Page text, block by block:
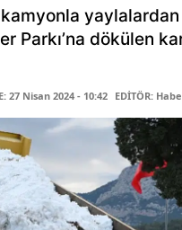
Parkı’na dökülen
27 Nisan 2024 - 10:42 EDİTÖR: